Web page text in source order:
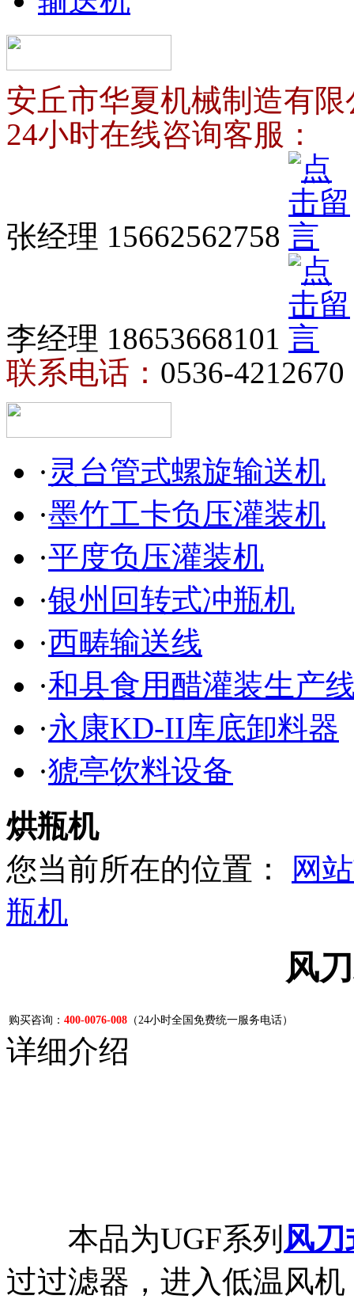
安丘市华夏机械制造有限
24小时在线咨询客服：
张经理 15662562758
李经理 18653668101
联系电话： 0536-4212670
· 灵台管式螺旋输送机
·墨竹工卡负压灌装机
·平度负压灌装机
·银州回转式冲瓶机
·西畴输送线
·和县食用醋灌装生产
·永康KD-II库底卸料器
·猇亭饮料设备
烘瓶机
您当前所在的位置：
网
瓶机
风
购买咨询： 400-0076-008 （24小时全国免费统一服务电话）
详细介绍
本品为UGF系列 风
过过滤器，进入低温风